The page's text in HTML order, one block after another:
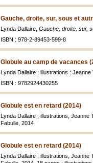
Gauche, droite, sur, sous et
Lynda Dallaire, Gauche, droite, sur,
ISBN : 978-2-89453-599-8
Globule au camp de vacances
Lynda Dallaire ; illustrations : Jeanne
ISBN : 9782924430255
Globule est en retard (2014)
Lynda Dallaire ; illustrations, Jeanne
Fabulle, 2014
Globule est en retard (2014)
Lynda Dallaire ; illustrations, Jeanne